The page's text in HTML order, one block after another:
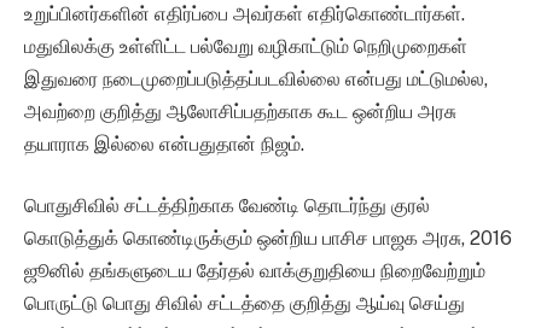
உறுப்பினர்களின் எதிர்ப்பை அவர்கள் எதிர்கொண்டார்கள்.
மதுவிலக்கு உள்ளிட்ட பல்வேறு வழிகாட்டும் நெறிமுறைகள்
இதுவரை நடைமுறைப்படுத்தப்படவில்லை என்பது மட்டுமல்ல,
அவற்றை குறித்து ஆலோசிப்பதற்காக கூட ஒன்றிய அரசு
தயாராக இல்லை என்பதுதான் நிஜம்.
பொதுசிவில் சட்டத்திற்காக வேண்டி தொடர்ந்து குரல்
கொடுத்துக் கொண்டிருக்கும் ஒன்றிய பாசிச பாஜக அரசு, 2016
ஜூனில் தங்களுடைய தேர்தல் வாக்குறுதியை நிறைவேற்றும்
பொருட்டு பொது சிவில் சட்டத்தை குறித்து ஆய்வு செய்து